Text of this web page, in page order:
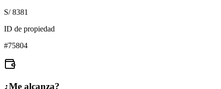
S/ 8381
ID de propiedad
#75804
¿Me alcanza?